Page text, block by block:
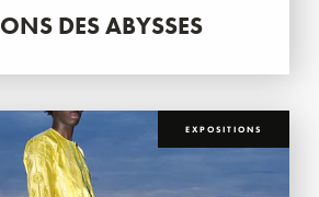
DES ABYSSES
EXPOSITIONS